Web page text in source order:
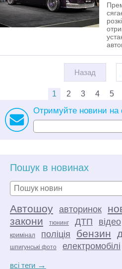
Назад
1 2 3 4 5
Отримуйте новини на
Пошук в новинах
Автошоу авторинок
закони тюнинг ДТП відео
кримінал поліція бензин
шпигунські фото електромобілі
всі теги →